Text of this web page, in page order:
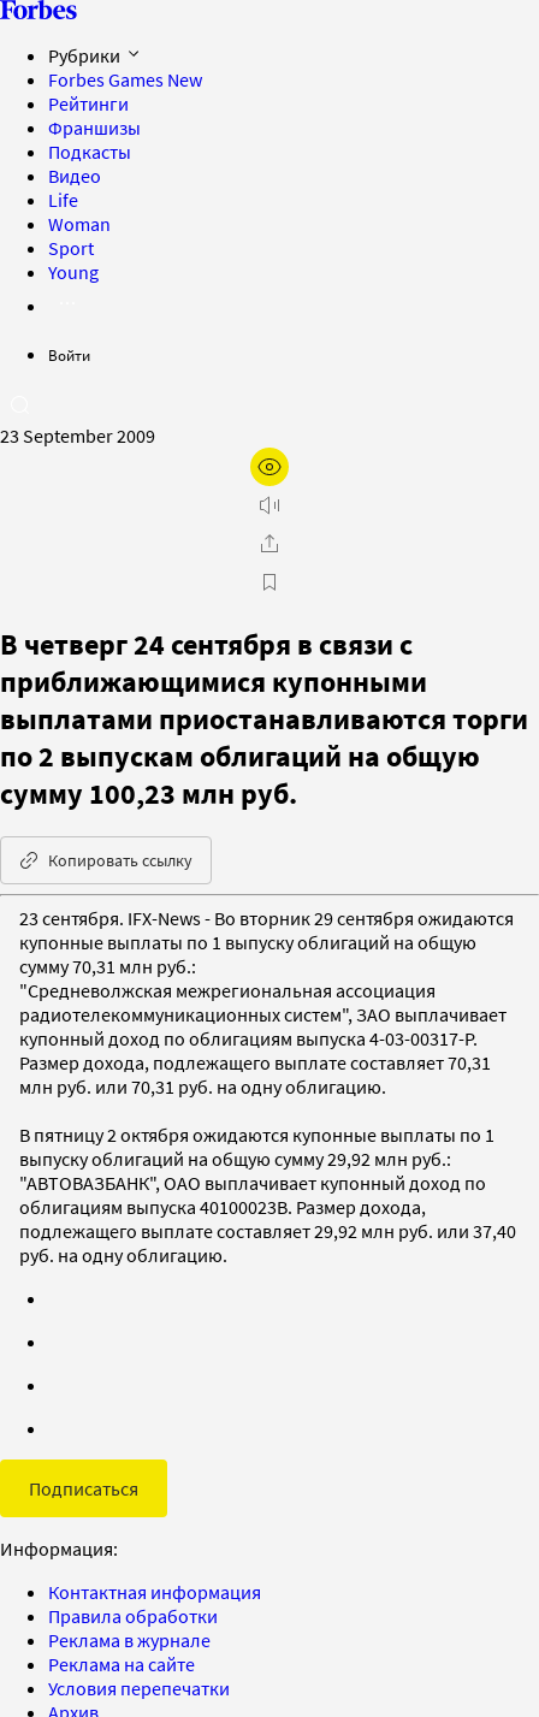
Рубрики
Forbes Games New
Рейтинги
Франшизы
Подкасты
Видео
Life
Woman
Sport
Young
Войти
23 September 2009
В четверг 24 сентября в связи с
приближающимися купонными
выплатами приостанавливаются торги
по 2 выпускам облигаций на общую
сумму 100,23 млн руб.
Копировать ссылку
23 сентября. IFX-News - Во вторник 29 сентября ожидаются
купонные выплаты по 1 выпуску облигаций на общую
сумму 70,31 млн руб.:
"Средневолжская межрегиональная ассоциация
радиотелекоммуникационных систем", ЗАО выплачивает
купонный доход по облигациям выпуска 4-03-00317-P.
Размер дохода, подлежащего выплате составляет 70,31
млн руб. или 70,31 руб. на одну облигацию.
В пятницу 2 октября ожидаются купонные выплаты по 1
выпуску облигаций на общую сумму 29,92 млн руб.:
"АВТОВАЗБАНК", ОАО выплачивает купонный доход по
облигациям выпуска 40100023B. Размер дохода,
подлежащего выплате составляет 29,92 млн руб. или 37,40
руб. на одну облигацию.
Подписаться
Информация:
Контактная информация
Правила обработки
Реклама в журнале
Реклама на сайте
Условия перепечатки
Архив